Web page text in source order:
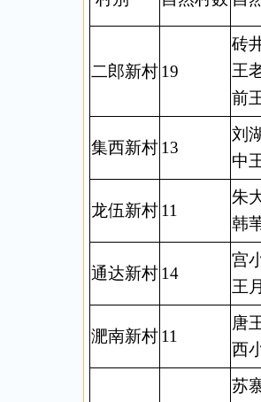
二郎新村19
砖
王
前
集西新村13
刘
中
龙伍新村11
朱
韩
通达新村14
宫
王
淝南新村11
唐
西
苏